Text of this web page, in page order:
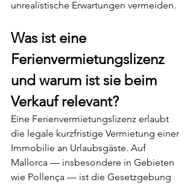
unrealistische Erwartungen vermeiden.
Was ist eine
Ferienvermietungslizenz
und warum ist sie beim
Verkauf relevant?
Eine Ferienvermietungslizenz erlaubt
die legale kurzfristige Vermietung einer
Immobilie an Urlaubsgäste. Auf
Mallorca — insbesondere in Gebieten
wie Pollença — ist die Gesetzgebung